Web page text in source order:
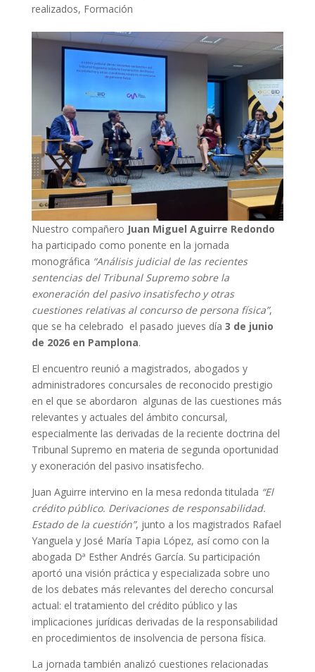
realizados, Formación
Nuestro compañero Juan Miguel Aguirre Redondo
ha participado como ponente en la jornada
monográfica “Análisis judicial de las recientes
sentencias del Tribunal Supremo sobre la
exoneración del pasivo insatisfecho y otras
cuestiones relativas al concurso de persona física”,
que se ha celebrado el pasado jueves día 3 de junio
de 2026 en Pamplona.
El encuentro reunió a magistrados, abogados y
administradores concursales de reconocido prestigio
en el que se abordaron algunas de las cuestiones más
relevantes y actuales del ámbito concursal,
especialmente las derivadas de la reciente doctrina del
Tribunal Supremo en materia de segunda oportunidad
y exoneración del pasivo insatisfecho.
Juan Aguirre intervino en la mesa redonda titulada “El
crédito público. Derivaciones de responsabilidad.
Estado de la cuestión”, junto a los magistrados Rafael
Yanguela y José María Tapia López, así como con la
abogada Dª Esther Andrés García. Su participación
aportó una visión práctica y especializada sobre uno
de los debates más relevantes del derecho concursal
actual: el tratamiento del crédito público y las
implicaciones jurídicas derivadas de la responsabilidad
en procedimientos de insolvencia de persona física.
La jornada también analizó cuestiones relacionadas